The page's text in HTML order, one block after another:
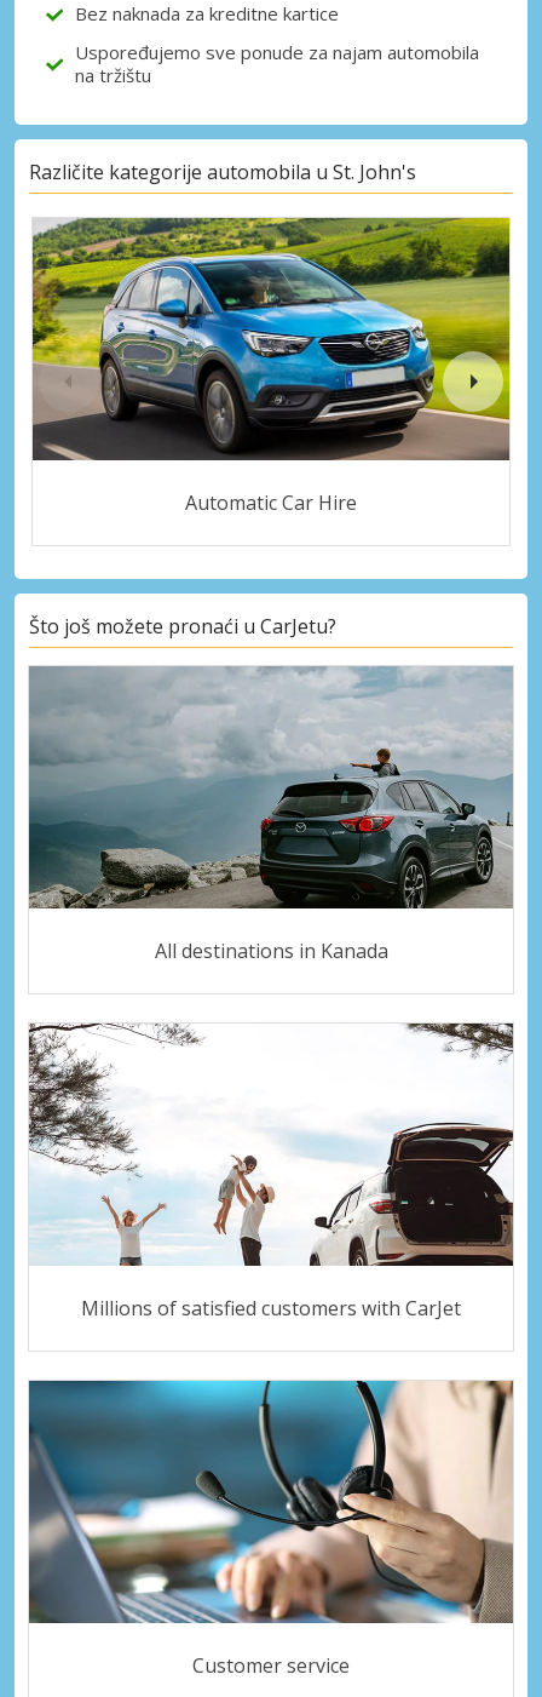
Bez naknada za kreditne kartice
Uspoređujemo sve ponude za najam automobila
na tržištu
Različite kategorije automobila u St. John's
Automatic Car Hire
Što još možete pronaći u CarJetu?
All destinations in Kanada
Millions of satisfied customers with CarJet
Customer service